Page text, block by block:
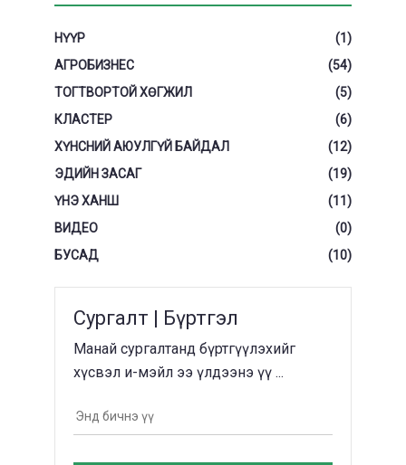
НҮҮР
(1)
АГРОБИЗНЕС
(54)
ТОГТВОРТОЙ ХӨГЖИЛ
(5)
КЛАСТЕР
(6)
ХҮНСНИЙ АЮУЛГҮЙ БАЙДАЛ
(12)
ЭДИЙН ЗАСАГ
(19)
ҮНЭ ХАНШ
(11)
ВИДЕО
(0)
БУСАД
(10)
Сургалт | Бүртгэл
Манай сургалтанд бүртгүүлэхийг
хүсвэл и-мэйл ээ үлдээнэ үү ...